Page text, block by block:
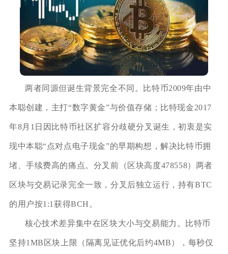
两者同源但诞生背景完全不同。比特币2009年由中
本聪创建，主打“数字黄金”与价值存储；比特现金2017
年8月1日因比特币社区扩容分歧硬分叉诞生，初衷是实
现中本聪“点对点电子现金”的早期构想，解决比特币拥
堵、手续费高的痛点。分叉前（区块高度478558）两者
区块与交易记录完全一致，分叉后独立运行，持有BTC
的用户按1:1获得BCH。
核心技术差异集中在区块大小与交易能力。比特币
坚持1MB区块上限（隔离见证优化后约4MB），每秒仅